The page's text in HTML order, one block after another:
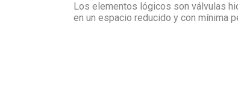
Los elementos lógicos son válvulas
en un espacio reducido y con mínima